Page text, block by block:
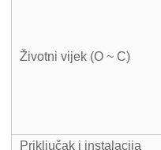
Životni vijek (O ~ C)
Priključak i instalacija